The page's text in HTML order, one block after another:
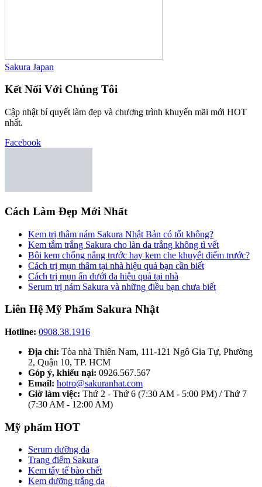
Sakura Japan
Kết Nối Với Chúng Tôi
Cập nhật bí quyết làm đẹp và chương trình khuyến mãi mới HOT
nhất.
Facebook
Cách Làm Đẹp Mới Nhất
Kem trị thâm nám Sakura Nhật Bản có tốt không?
Kem tắm trắng Sakura cho làn da trắng không tì vết
Bôi kem chống nắng trước hay kem che khuyết điểm trước?
Cách trị mụn thâm tại nhà hiệu quả bạn cần biết
Cách trị mụn ẩn dưới da hiệu quả tại nhà
Serum trị nám Sakura và những điều bạn chưa biết
Liên Hệ Mỹ Phẩm Sakura Nhật
Hotline: 0908.38.1916
Địa chỉ: Tòa nhà Thiên Nam, 111-121 Ngô Gia Tự, Phường
2, Quận 10, TP. HCM
Góp ý, khiếu nại: 0926.567.567
Email: hotro@sakuranhat.com
Giờ làm việc: Thứ 2 - Thứ 6 (7:30 AM - 5:00 PM) / Thứ 7
(7:30 AM - 12:00 AM)
Mỹ phẩm HOT
Serum dưỡng da
Trang điểm Sakura
Kem tẩy tế bào chết
Kem dưỡng trắng da